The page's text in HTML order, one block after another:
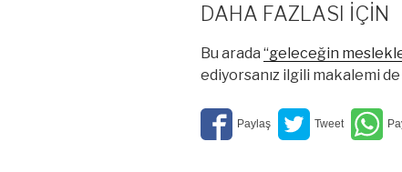
DAHA FAZLASI İÇİN
Bu arada “geleceğin
ediyorsanız ilgili makalemi